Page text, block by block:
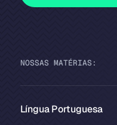
NOSSAS MATÉRIAS:
Língua Portuguesa